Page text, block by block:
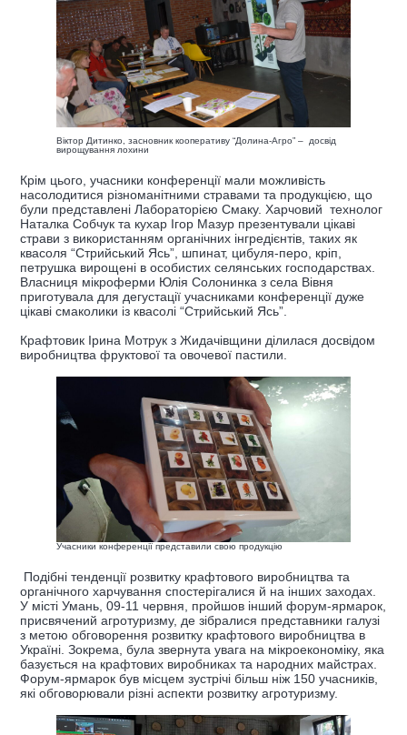
Віктор Дитинко, засновник кооперативу “Долина-Агро” – досвід
вирощування лохини
Крім цього, учасники конференції мали можливість
насолодитися різноманітними стравами та продукцією, що
були представлені Лабораторією Смаку. Харчовий технолог
Наталка Собчук та кухар Ігор Мазур презентували цікаві
страви з використанням органічних інгредієнтів, таких як
квасоля “Стрийський Ясь”, шпинат, цибуля-перо, кріп,
петрушка вирощені в особистих селянських господарствах.
Власниця мікроферми Юлія Солонинка з села Вівня
приготувала для дегустації учасниками конференції дуже
цікаві смаколики із квасолі “Стрийський Ясь”.
Крафтовик Ірина Мотрук з Жидачівщини ділилася досвідом
виробництва фруктової та овочевої пастили.
Учасники конференції представили свою продукцію
Подібні тенденції розвитку крафтового виробництва та
органічного харчування спостерігалися й на інших заходах.
У місті Умань, 09-11 червня, пройшов інший форум-ярмарок,
присвячений агротуризму, де зібралися представники галузі
з метою обговорення розвитку крафтового виробництва в
Україні. Зокрема, була звернута увага на мікроекономіку, яка
базується на крафтових виробниках та народних майстрах.
Форум-ярмарок був місцем зустрічі більш ніж 150 учасників,
які обговорювали різні аспекти розвитку агротуризму.